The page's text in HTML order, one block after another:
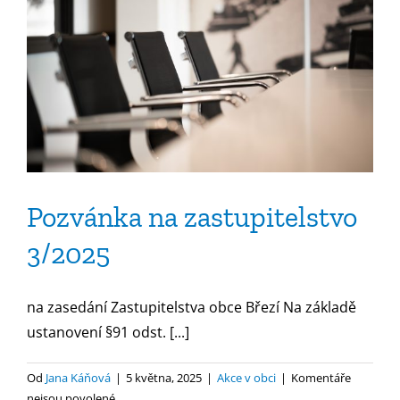
Pozvánka na zastupitelstvo
3/2025
na zasedání Zastupitelstva obce Březí Na základě
ustanovení §91 odst. [...]
Od Jana Káňová | 5 května, 2025 | Akce v obci | Komentáře